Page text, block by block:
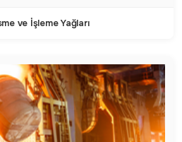
ve İşleme Yağları